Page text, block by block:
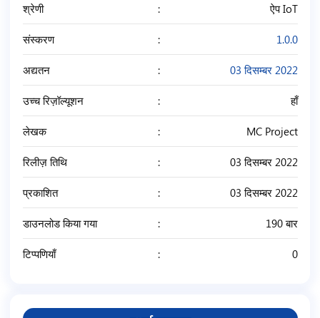
श्रेणी ऐप IoT
संस्करण 1.0.0
अद्यतन 03 दिसम्बर 2022
उच्च रिज़ॉल्यूशन हाँ
लेखक MC Project
रिलीज़ तिथि 03 दिसम्बर 2022
प्रकाशित 03 दिसम्बर 2022
डाउनलोड किया गया 190 बार
टिप्पणियाँ 0